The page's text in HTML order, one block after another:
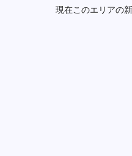
現在このエリアの